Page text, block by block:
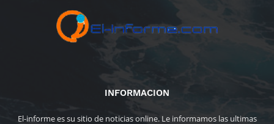
INFORMACION
El-informe es su sitio de noticias online. Le informamos las ultimas